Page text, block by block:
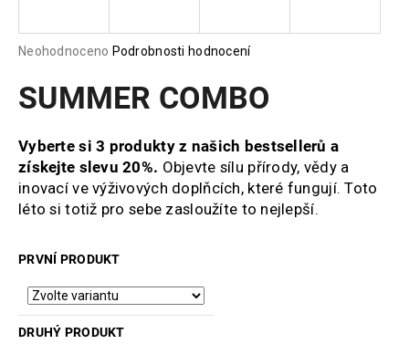
Průměrné
produktu
je
5
hvězdiček.
Neohodnoceno Podrobnosti hodnocení
SUMMER COMBO
Vyberte si 3 produkty z našich bestsellerů a
získejte slevu 20%. Objevte sílu přírody, vědy a
inovací ve výživových doplňcích, které fungují. Toto
léto si totiž pro sebe zasloužíte to nejlepší.
PRVNÍ PRODUKT
DRUHÝ PRODUKT
j
t
HLEDAT
D
o
p